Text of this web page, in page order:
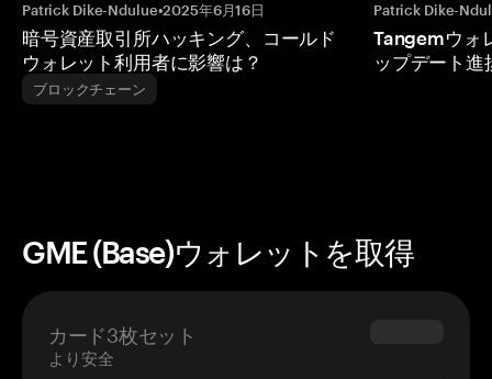
Patrick Dike-Ndulue•2025年6月16日
暗号資産取引所ハッキング、コールド
ウォレット利用者に影響は？
ブロックチェーン
Patrick Dike-
Tangemウォ
ップデート進
GME (Base)ウォレットを取得
カード3枚セット
より安全
$69.90